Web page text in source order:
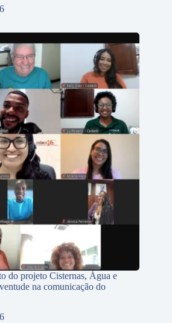
do projeto Cisternas, Água e
na comunicação do